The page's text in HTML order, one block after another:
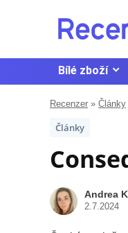
Bílé zboží
Recenzer » Články
Články
Andrea
2.7.2024